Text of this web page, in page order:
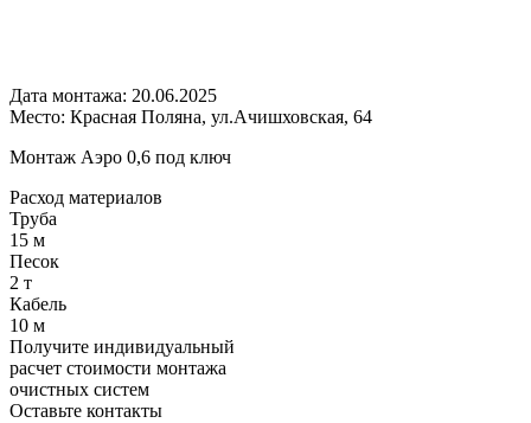
Дата монтажа: 20.06.2025
Место: Красная Поляна, ул.Ачишховская, 64
Монтаж Аэро 0,6 под ключ
Расход материалов
Труба
15 м
Песок
2 т
Кабель
10 м
Получите индивидуальный
расчет стоимости монтажа
очистных систем
Оставьте контакты